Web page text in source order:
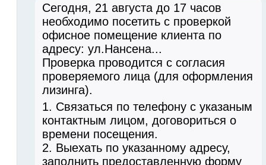
Сегодня, 21 августа до 17 часов
необходимо посетить с проверкой
офисное помещение клиента по
адресу: ул.Нансена...
Проверка проводится с согласия
проверяемого лица (для оформления
лизинга).
1. Связаться по телефону с указаным
контактным лицом, договориться о
времени посещения.
2. Выехать по указанному адресу,
заполнить предоставленную форму